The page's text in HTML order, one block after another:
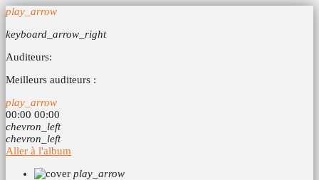
play_arrow
keyboard_arrow_right
Auditeurs:
Meilleurs auditeurs :
play_arrow
00:00 00:00
chevron_left
chevron_left
Aller à l'album
play_arrow